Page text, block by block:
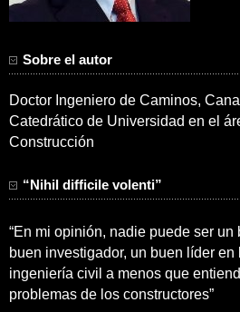
Sobre el autor
Doctor Ingeniero de Caminos,
Catedrático de Universidad en el
Construcción
“Nihil difficile volenti”
“En mi opinión, nadie puede ser un
buen investigador, un buen líder
ingeniería civil a menos que
problemas de los constructores”